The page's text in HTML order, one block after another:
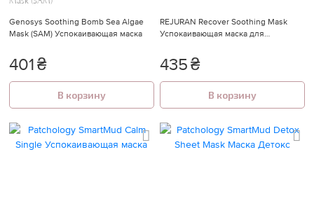
Genosys Soothing Bomb Sea Algae
Mask (SAM) Успокаивающая маска
401₴
В корзину
REJURAN Recover Soothing Mask
Успокаивающая маска для
435₴
В корзину